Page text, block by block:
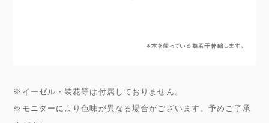
※イーゼル・装花等は付属しておりません。
※モニターにより色味が異なる場合がございます。予めご了承